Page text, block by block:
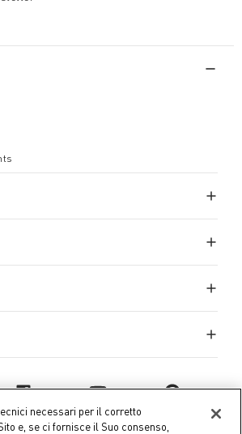
necessari per il corretto
e, se ci fornisce il Suo consenso,